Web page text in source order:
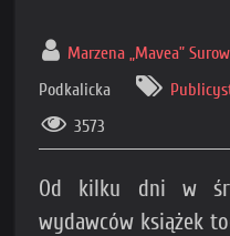
Marzena „Mavea”
Podkalicka
3573
Od kilku dni w
wydawców książek